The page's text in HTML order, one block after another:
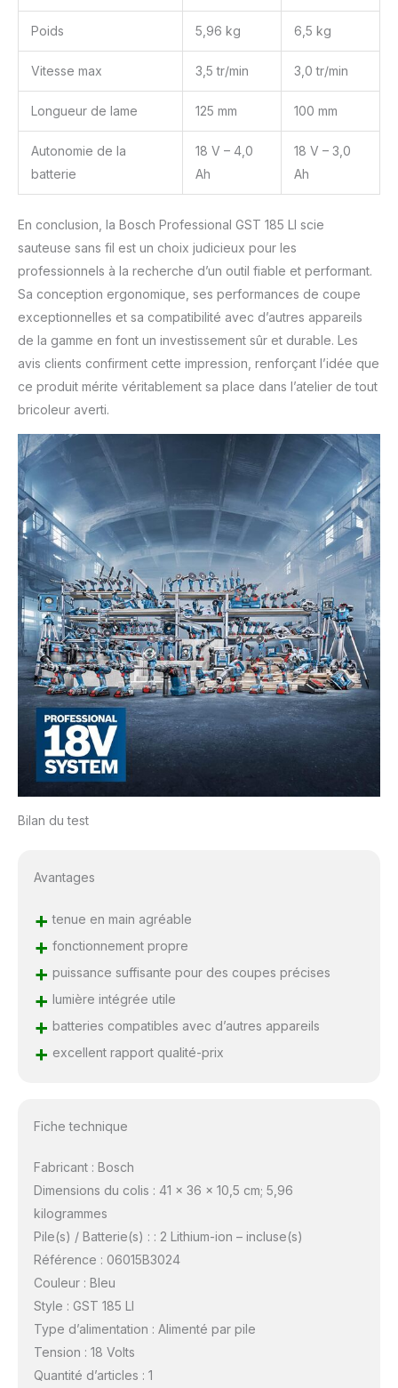
Poids 5,96 kg 6,5 kg
Vitesse max 3,5 tr/min 3,0 tr/min
Longueur de lame 125 mm 100 mm
Autonomie de la
batterie
18 V – 4,0
Ah
18 V – 3,0
Ah
En conclusion, la Bosch Professional GST 185 LI scie
sauteuse sans fil est un choix judicieux pour les
professionnels à la recherche d’un outil fiable et performant.
Sa conception ergonomique, ses performances de coupe
exceptionnelles et sa compatibilité avec d’autres appareils
de la gamme en font un investissement sûr et durable. Les
avis clients confirment cette impression, renforçant l’idée que
ce produit mérite véritablement sa place dans l’atelier de tout
bricoleur averti.
Bilan du test
Avantages
+ tenue en main agréable
+ fonctionnement propre
+ puissance suffisante pour des coupes précises
+ lumière intégrée utile
+ batteries compatibles avec d’autres appareils
+ excellent rapport qualité-prix
Fiche technique
Fabricant : Bosch
Dimensions du colis : 41 x 36 x 10,5 cm; 5,96
kilogrammes
Pile(s) / Batterie(s) : : 2 Lithium-ion – incluse(s)
Référence : 06015B3024
Couleur : Bleu
Style : GST 185 LI
Type d’alimentation : Alimenté par pile
Tension : 18 Volts
Quantité d’articles : 1